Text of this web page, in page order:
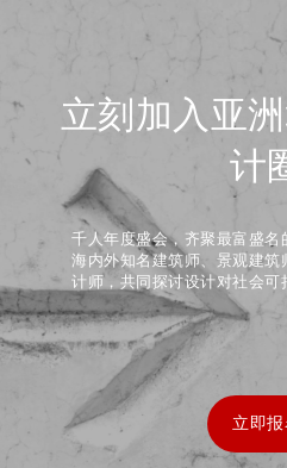
立刻加入亚
计
千人年度盛会，齐聚最富盛名
海内外知名建筑师、景观建筑
计师，共同探讨设计对社会可
立即报